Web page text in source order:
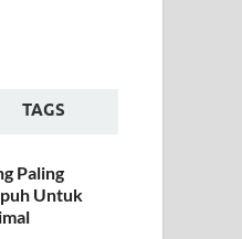
TAGS
Paling
Untuk